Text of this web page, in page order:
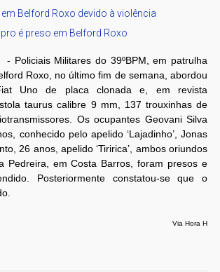
Belford Roxo devido à violência
é preso em Belford Roxo
Policiais Militares do 39ºBPM, em patrulha
Roxo, no último fim de semana, abordou
Uno de placa clonada e, em revista
taurus calibre 9 mm, 137 trouxinhas de
Os ocupantes Geovani Silva
conhecido pelo apelido ‘Lajadinho’, Jonas
26 anos, apelido ‘Tiririca’, ambos oriundos
Pedreira, em Costa Barros, foram presos e
Posteriormente constatou-se que o
Via Hora H